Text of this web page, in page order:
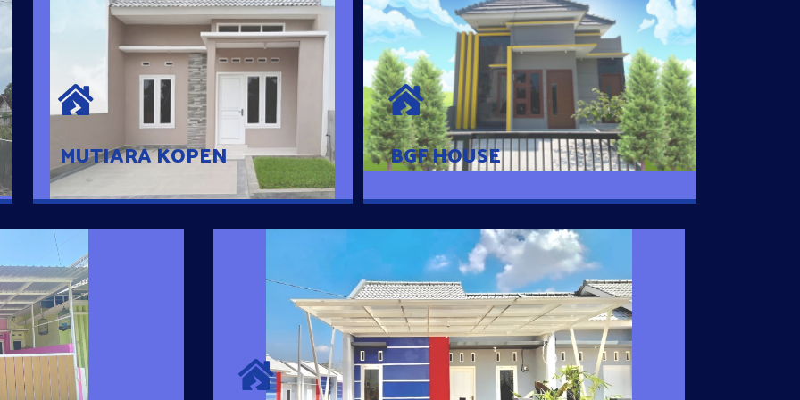
MUTIARA KOPEN
MUTIARA KOPEN
Hunian nyaman dengan suasana
pedesaan. 10 menit dari pusat kota, 2
menit dari Ring Road
BGF HOUSE
BGF HOUSE
Hunian Mewah Pusat Kota dengan fasilitas
Free Desain, Dapur, Parkir Mobil dengan 3
Kamar Tidur dan 2 Kamar Mandi.
Pintar
rumahnya dengan
SURYA MADANI SATU
Satu-satunya Hunian nyaman dengan harga subsidi hanya 100
jutaan dengan lokasi strategis di Tuban